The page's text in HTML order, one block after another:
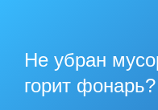
Не убран
горит фонарь?